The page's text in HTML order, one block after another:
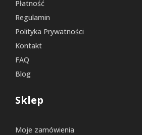
Płatność
Regulamin
Polityka Prywatności
Kontakt
FAQ
Blog
Sklep
Moje zamówienia